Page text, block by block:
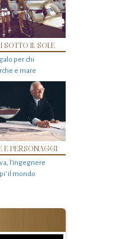
SOTTO IL SOLE
per chi
e mare
E PERSONAGGI
l’ingegnere
il mondo